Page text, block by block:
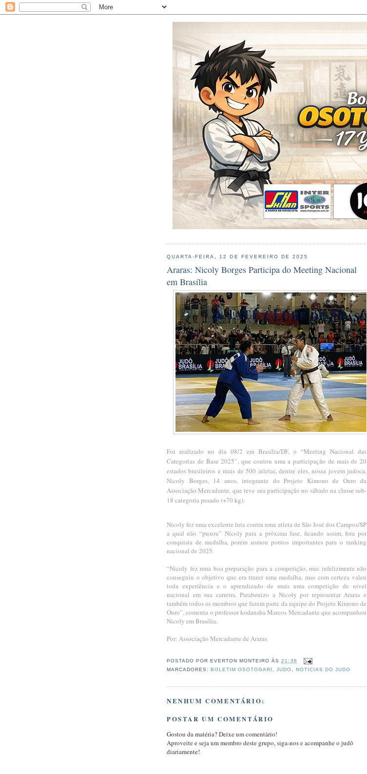
QUARTA-FEIRA, 12 DE FEVEREIRO DE 2025
Araras: Nicoly Borges Participa do Meeting Nacional
em Brasília
Foi realizado no dia 08/2 em Brasília/DF, o “Meeting Nacional das
Categorias de Base 2025”, que contou uma a participação de mais de 20
estados brasileiros e mais de 500 atletas, dentre eles, nossa jovem judoca,
Nicoly Borges, 14 anos, integrante do Projeto Kimono de Ouro da
Associação Mercadante, que teve sua participação no sábado na classe sub-
18 categoria pesado (+70 kg).
Nicoly fez uma excelente luta contra uma atleta de São José dos Campos/SP
a qual não “puxou” Nicoly para a próxima fase, ficando assim, fora por
conquista de medalha, porém somou pontos importantes para o ranking
nacional de 2025.
“Nicoly fez uma boa preparação para a competição, mas infelizmente não
conseguiu o objetivo que era trazer uma medalha, mas com certeza valeu
toda experiência e o aprendizado de mais uma competição de nível
nacional em sua carreira. Parabenizo a Nicoly por representar Araras e
também todos os membros que fazem parte da equipe do Projeto Kimono de
Ouro”, comenta o professor kodansha Marcos Mercadante que acompanhou
Nicoly em Brasília.
Por: Associação Mercadante de Araras
POSTADO POR EVERTON MONTEIRO ÀS21:38
MARCADORES:BOLETIM OSOTOGARI ,JUDO , NOTICIAS DO JUDO
NENHUM COMENTÁRIO:
POSTAR UM COMENTÁRIO
Gostou da matéria? Deixe um comentário!
Aproveite e seja um membro deste grupo, siga-nos e acompanhe o judô
diariamente!